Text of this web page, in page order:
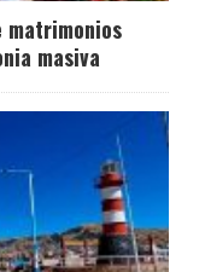
matrimonios
masiva